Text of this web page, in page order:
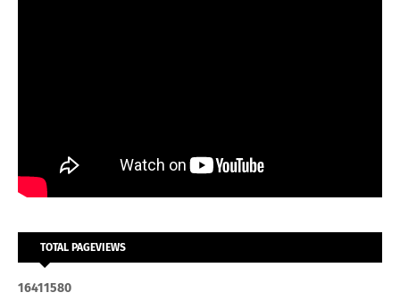
TOTAL PAGEVIEWS
16411580